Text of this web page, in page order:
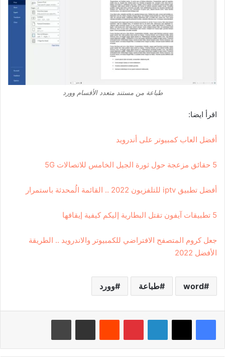
طباعة من مستند متعدد الأقسام وورد
اقرأ ايضا:
أفضل العاب كمبيوتر على أندرويد
5 حقائق مزعجة حول ثورة الجيل الخامس للاتصالات 5G
أفضل تطبيق iptv للتلفزيون 2022 .. القائمة الُمحدثة باستمرار
5 تطبيقات آيفون تقتل البطارية إليكم كيفية إيقافها
جعل كروم المتصفح الافتراضي للكمبيوتر والاندرويد .. الطريقة
الأفضل 2022
word طباعة وورد
لينكدإن بينتيريست